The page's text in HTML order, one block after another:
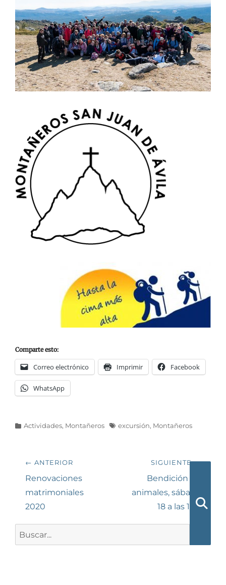
Comparte esto:
Correo electrónico Imprimir Facebook
WhatsApp
Categorías
Actividades, Montañeros Etiquetas
excursión, Montañeros
Navegación
de
entradas
← ANTERIOR
Entrada
anterior:
Renovaciones
matrimoniales
2020
SIGUIENTE →
Siguiente
entrada:
Bendición de
animales, sábado
18 a las 13H